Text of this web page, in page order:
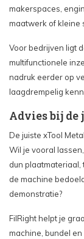
makerspaces,
maatwerk of kleine
Voor bedrijven ligt
multifunctionele
nadruk eerder op
laagdrempelig
Advies bij
De juiste xTool
Wil je vooral
dun plaatmateriaal,
de machine
demonstratie?
FilRight helpt je
machine, bundel